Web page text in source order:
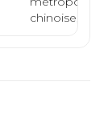
chinoise,